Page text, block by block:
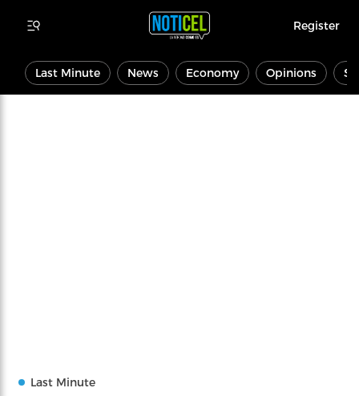
Register
Last Minute News Economy Opinions
Last Minute